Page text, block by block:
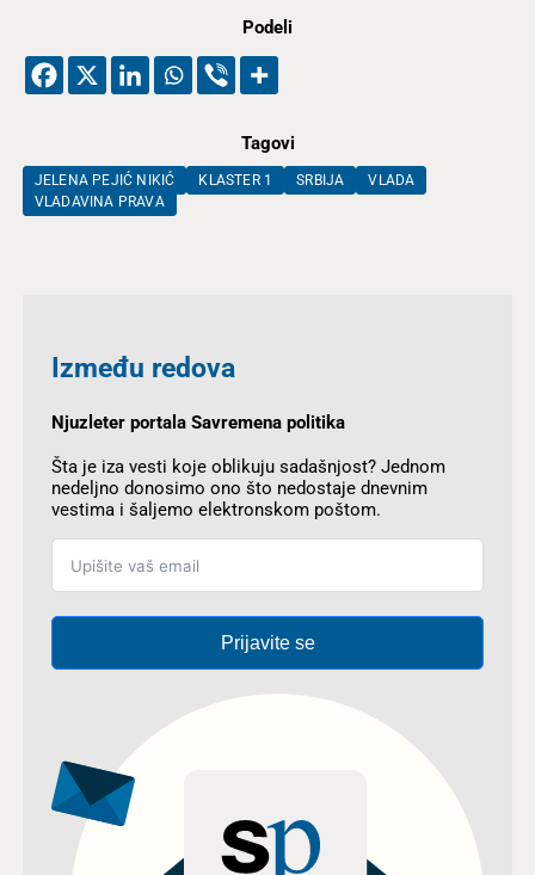
Podeli
Tagovi
JELENA PEJIĆ NIKIĆ KLASTER 1 SRBIJA
VLADA
VLADAVINA PRAVA
Između redova
Njuzleter portala Savremena politika
Šta je iza vesti koje oblikuju sadašnjost? Jednom
nedeljno donosimo ono što nedostaje dnevnim
vestima i šaljemo elektronskom poštom.
Prijavite se